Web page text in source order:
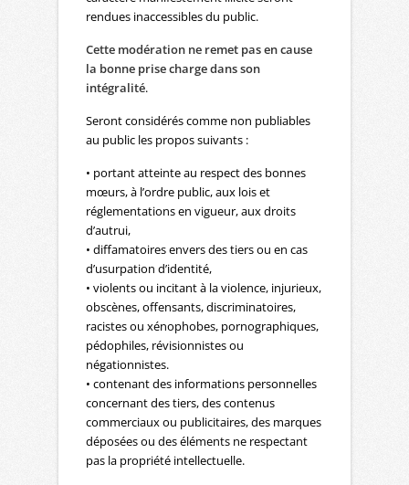
rendues inaccessibles du public.
Cette modération ne remet pas en cause
la bonne prise charge dans son
intégralité.
Seront considérés comme non publiables
au public les propos suivants :
• portant atteinte au respect des bonnes
mœurs, à l’ordre public, aux lois et
réglementations en vigueur, aux droits
d’autrui,
• diffamatoires envers des tiers ou en cas
d’usurpation d’identité,
• violents ou incitant à la violence, injurieux,
obscènes, offensants, discriminatoires,
racistes ou xénophobes, pornographiques,
pédophiles, révisionnistes ou
négationnistes.
• contenant des informations personnelles
concernant des tiers, des contenus
commerciaux ou publicitaires, des marques
déposées ou des éléments ne respectant
pas la propriété intellectuelle.